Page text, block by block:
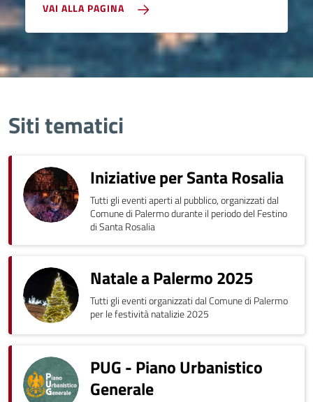
VAI ALLA PAGINA
Siti tematici
Iniziative per Santa Rosalia
Tutti gli eventi aperti al pubblico, organizzati dal
Comune di Palermo durante il periodo del Festino
di Santa Rosalia
Natale a Palermo 2025
Tutti gli eventi organizzati dal Comune di Palermo
per le festività natalizie 2025
PUG - Piano Urbanistico
Generale